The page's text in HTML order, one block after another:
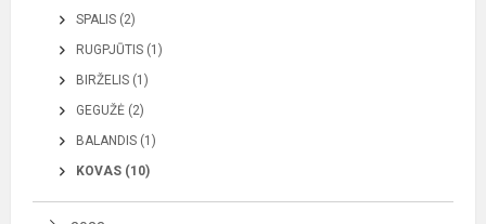
SPALIS (2)
RUGPJŪTIS (1)
BIRŽELIS (1)
GEGUŽĖ (2)
BALANDIS (1)
KOVAS (10)